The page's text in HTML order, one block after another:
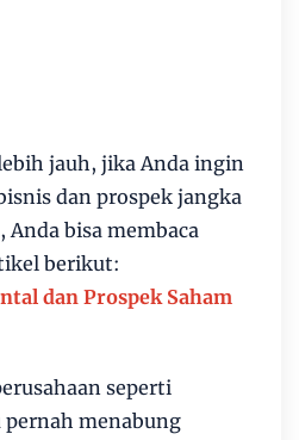
jauh, jika Anda ingin
dan prospek jangka
bisa membaca
berikut:
dan Prospek Saham
seperti
pernah menabung